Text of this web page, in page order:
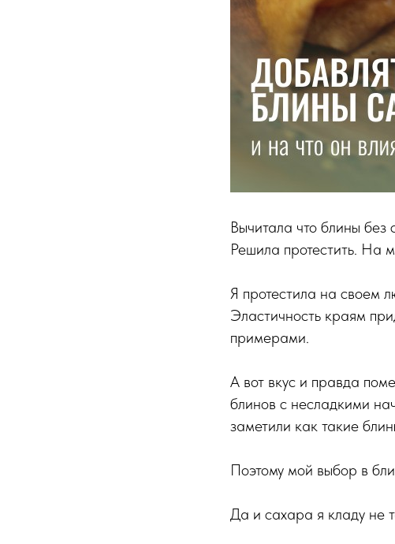
Вычитала что блины без
Решила протестить. На
Я протестила на своем
Эластичность краям
примерами.
А вот вкус и правда
блинов с несладкими
заметили как такие
Поэтому мой выбор в
Да и сахара я кладу не